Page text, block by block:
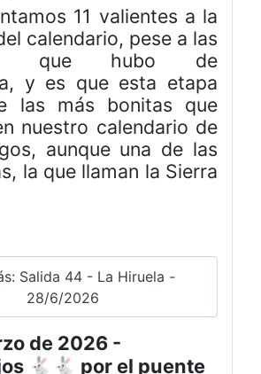
11 valientes a la
calendario, pese a las
que hubo de
y es que esta etapa
las más bonitas que
nuestro calendario de
aunque una de las
la que llaman la Sierra
Salida 44 - La Hiruela -
28/6/2026
de 2026 -
🐇🐇 por el puente